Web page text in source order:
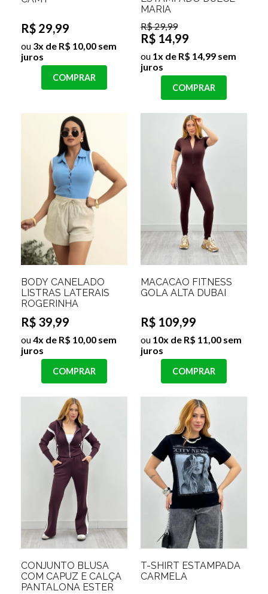
R$ 29,99
ou 3x de R$ 10,00 sem
juros
COMPRAR
MARIA
R$ 29,99
R$ 14,99
ou 1x de R$ 14,99 sem
juros
COMPRAR
BODY CANELADO
LISTRAS LATERAIS
ROGERINHA
R$ 39,99
ou4x de R$ 10,00 sem
juros
COMPRAR
MACACÃO FITNESS
GOLA ALTA DUBAI
R$ 109,99
ou 10x de R$ 11,00 sem
juros
COMPRAR
CONJUNTO BLUSA
COM CAPUZ E CALÇA
PANTALONA ESTER
T-SHIRT ESTAMPADA
CARMELA